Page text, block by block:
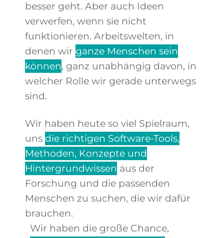
besser geht. Aber auch Ideen
verwerfen, wenn sie nicht
funktionieren. Arbeitswelten, in
denen wir ganze Menschen sein
können, ganz unabhängig davon, in
welcher Rolle wir gerade unterwegs
sind.
Wir haben heute so viel Spielraum,
uns die richtigen Software-Tools,
Methoden, Konzepte und
Hintergrundwissen aus der
Forschung und die passenden
Menschen zu suchen, die wir dafür
brauchen.
Wir haben die große Chance,